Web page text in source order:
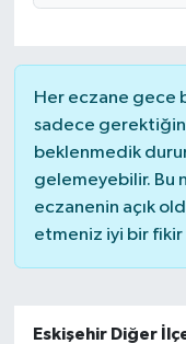
Her eczane gece
sadece
beklenmedik
gelemeyebilir. Bu
eczanenin açık
etmeniz iyi bir fikir
Eskişehir Diğer